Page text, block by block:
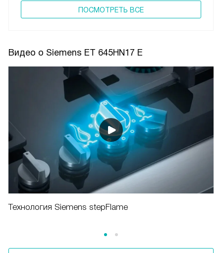
ПОCМОТРЕТЬ ВСЕ
Видео о Siemens ET 645HN17 E
Технология Siemens stepFlame